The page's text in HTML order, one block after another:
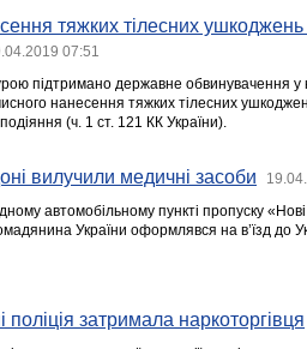
тяжких тілесних
07:51
підтримано державне обвинувачення у
нанесення тяжких тілесних
(ч. 1 ст. 121 КК України).
вилучили медичні засоби
автомобільному пункті пропуску
України оформлявся на в’їзд до
поліція затримала наркоторгівця